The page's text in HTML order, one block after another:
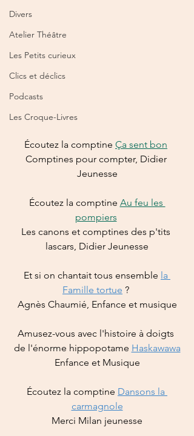
Divers
Atelier Théâtre
Les Petits curieux
Clics et déclics
Podcasts
Les Croque-Livres
Écoutez la comptine Ça sent bon
Comptines pour compter, Didier
Jeunesse
Écoutez la comptine Au feu les
pompiers
Les canons et comptines des p'tits
lascars, Didier Jeunesse
Et si on chantait tous ensemble la
Famille tortue ?
Agnès Chaumié, Enfance et musique
Amusez-vous avec l'histoire à doigts
de l'énorme hippopotame Haskawawa
Enfance et Musique
Écoutez la comptine Dansons la
carmagnole
Merci Milan jeunesse